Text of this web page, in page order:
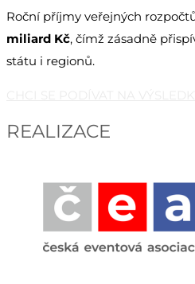
Roční příjmy veřejných
miliard Kč, čímž zásadně
státu i regionů.
REALIZACE